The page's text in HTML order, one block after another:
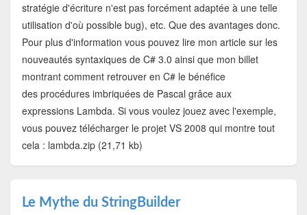
stratégie d'écriture n'est pas forcément adaptée à une telle
utilisation d'où possible bug), etc. Que des avantages donc.
Pour plus d'information vous pouvez lire mon article sur les
nouveautés syntaxiques de C# 3.0 ainsi que mon billet
montrant comment retrouver en C# le bénéfice
des procédures imbriquées de Pascal grâce aux
expressions Lambda. Si vous voulez jouez avec l'exemple,
vous pouvez télécharger le projet VS 2008 qui montre tout
cela : lambda.zip (21,71 kb)
Le Mythe du StringBuilder